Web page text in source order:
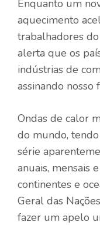
Enquanto um
aquecimento
trabalhadores
alerta que os
indústrias de
assinando nosso
Ondas de calor
do mundo,
série
anuais, mensais
continentes e
Geral das
fazer um apelo